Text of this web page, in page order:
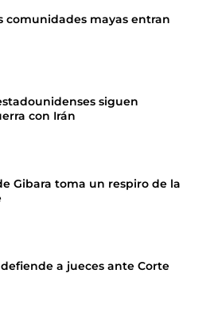
comunidades mayas entran
siguen
con Irán
Gibara toma un respiro de la
a jueces ante Corte